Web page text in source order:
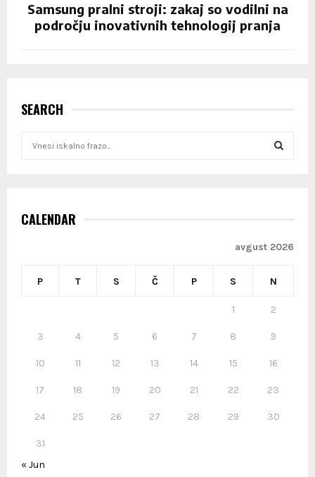
Samsung pralni stroji: zakaj so vodilni na
področju inovativnih tehnologij pranja
SEARCH
h
f
C
H
CALENDAR
avgust 2026
P T S Č P S N
1 2
3 4 5 6 7 8 9
10 11 12 13 14 15 16
17 18 19 20 21 22 23
24 25 26 27 28 29 30
31
« Jun